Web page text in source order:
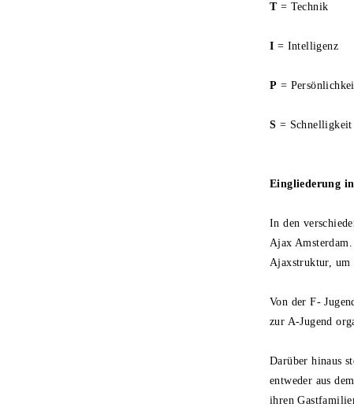
T= Technik
I = Intelligenz
P =
S = Schnelligkeit
Eingliederung
In den
Ajax
Ajaxstruktur, um
Von der F-
zur A-Jugend
Darüber hinaus
entweder aus
ihren